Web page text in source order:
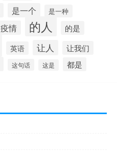
是一个 是一种
疫情 的人 的是
英语 让人 让我们
这句话 这是 都是